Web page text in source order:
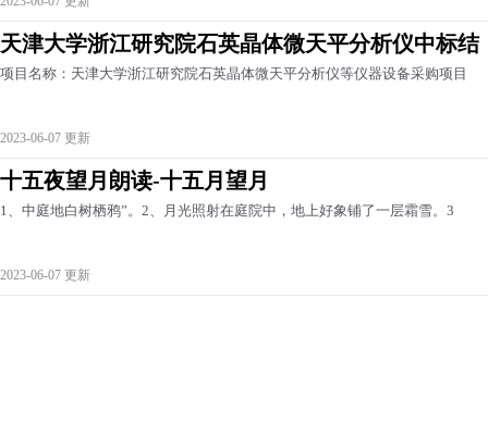
天津大学浙江研究院石英晶体微天平分析仪中标结
项目名称：天津大学浙江研究院石英晶体微天平分析仪等仪器设备采购项目
2023-06-07 更新
十五夜望月朗读-十五月望月
1、中庭地白树栖鸦”。2、月光照射在庭院中，地上好象铺了一层霜雪。3
2023-06-07 更新